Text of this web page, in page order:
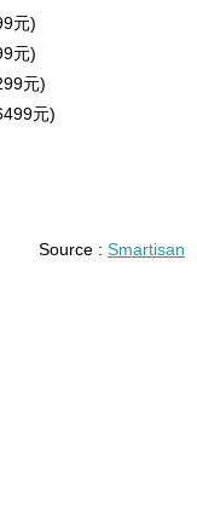
元)
元)
元)
元)
Source : Smartisan